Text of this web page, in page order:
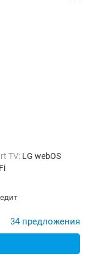
TV: LG webOS
34 предложения